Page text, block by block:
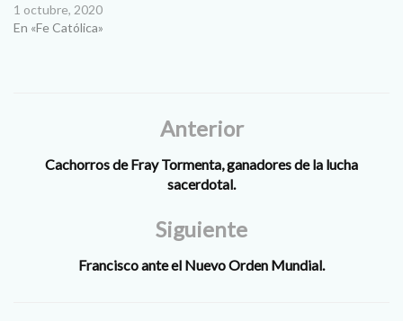
1 octubre, 2020
En «Fe Católica»
Anterior
Cachorros de Fray Tormenta, ganadores de la lucha
sacerdotal.
Siguiente
Francisco ante el Nuevo Orden Mundial.